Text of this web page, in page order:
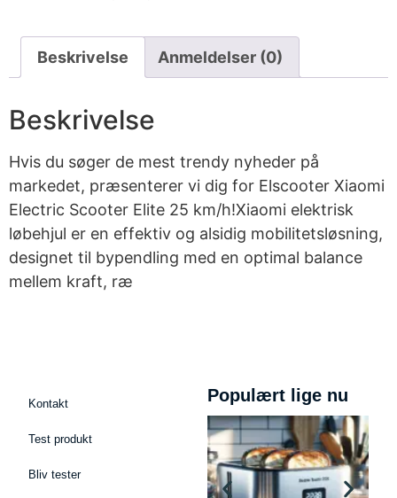
Beskrivelse Anmeldelser (0)
Beskrivelse
Hvis du søger de mest trendy nyheder på
markedet, præsenterer vi dig for Elscooter Xiaomi
Electric Scooter Elite 25 km/h!Xiaomi elektrisk
løbehjul er en effektiv og alsidig mobilitetsløsning,
designet til bypendling med en optimal balance
mellem kraft, ræ
Kontakt
Test produkt
Bliv tester
Populært lige nu